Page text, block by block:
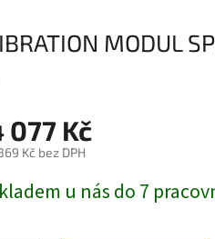
MODUL
077 Kč
Kč bez DPH
u nás do 7